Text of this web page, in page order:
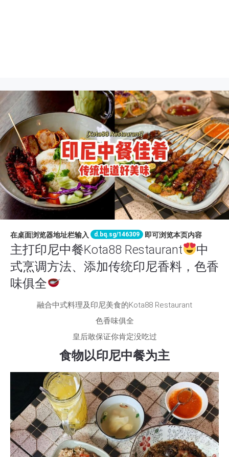
在桌面浏览器地址栏输入 d.bq.sg/146309 即可浏览本页内容
主打印尼中餐Kota88 Restaurant
中
式烹调方法、添加传统印尼香料，色香
味俱全
融合中式料理及印尼美食的Kota88 Restaurant
色香味俱全
皇后敢保证你肯定没吃过
食物以印尼中餐为主